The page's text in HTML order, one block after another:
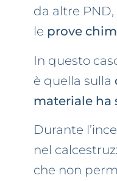
da altre
le prove
In questo
è quella sulla
materiale ha
Durante
nel
che non